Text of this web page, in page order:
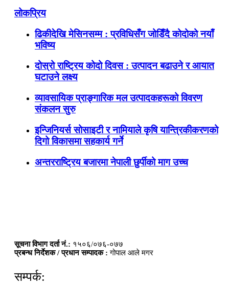
लोकप्रिय
ढिकीदेखि मेसिनसम्म : प्रविधिसँग जोडिँदै कोदोको नयाँ
भविष्य
दोस्रो राष्ट्रिय कोदो दिवस : उत्पादन बढाउने र आयात
घटाउने लक्ष्य
व्यावसायिक प्राङ्गारिक मल उत्पादकहरूको विवरण
संकलन सुरु
इन्जिनियर्स सोसाइटी र नामियाले कृषि यान्त्रिकीकरणको
दिगो विकासमा सहकार्य गर्ने
अन्तरराष्ट्रिय बजारमा नेपाली छुर्पीको माग उच्च
सूचना विभाग दर्ता नं.: १५०६/०७६-०७७
प्रबन्ध निर्देशक / प्रधान सम्पादक : गोपाल आले मगर
सम्पर्क: